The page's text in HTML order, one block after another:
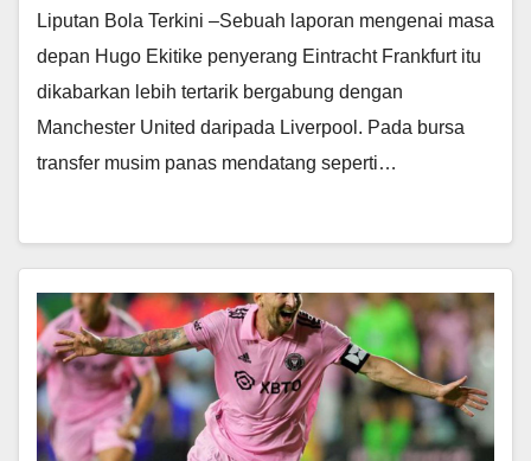
Liputan Bola Terkini –Sebuah laporan mengenai masa
depan Hugo Ekitike penyerang Eintracht Frankfurt itu
dikabarkan lebih tertarik bergabung dengan
Manchester United daripada Liverpool. Pada bursa
transfer musim panas mendatang seperti…